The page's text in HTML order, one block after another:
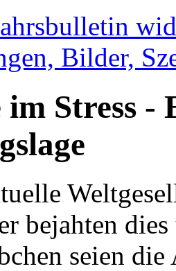
Bilder,
im Stress -
bejahten
seien